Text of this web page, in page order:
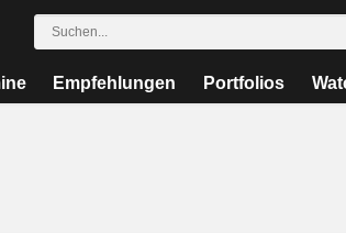
Empfehlungen Portfolios